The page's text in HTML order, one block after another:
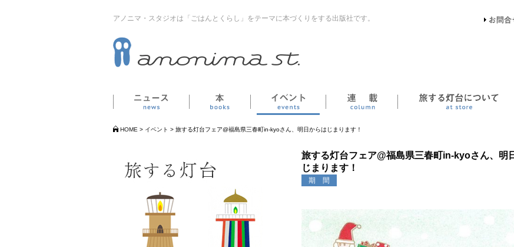
アノニマ・スタジオは「ごはんとくらし」をテーマに本づくりをする出版社です。
ニュース 本 イベント 連載
HOME > イベント > 旅する灯台フェア@福島県三春町in-kyoさん、明日からはじまります！
旅する灯台フェア@福島県三春町in-kyoさん、明
じまります！
期 間